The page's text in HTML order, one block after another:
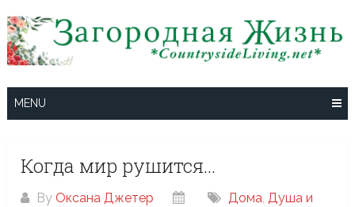
to
content
MENU
Когда мир рушится…
By Оксана Джетер Дома,Душа и